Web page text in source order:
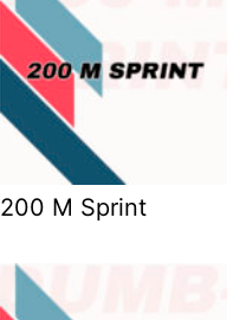
200 M Sprint